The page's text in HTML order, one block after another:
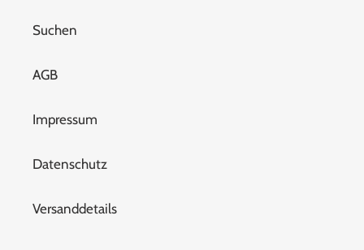
Suchen
AGB
Impressum
Datenschutz
Versanddetails